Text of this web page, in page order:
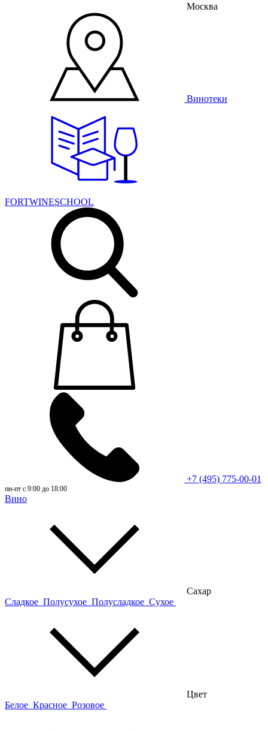
Москва
Винотеки
FORTWINESCHOOL
+7 (495) 775-00-01
пн-пт с 9:00 до 18:00
Вино
Сахар
Сладкое Полусухое Полусладкое Сухое
Цвет
Белое Красное Розовое